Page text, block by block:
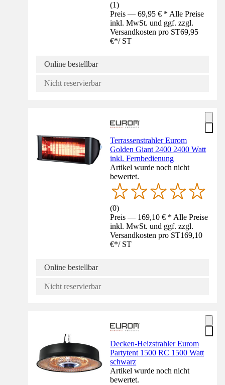
(1)
Preis — 69,95 € * Alle Preise
inkl. MwSt. und ggf. zzgl.
Versandkosten pro ST69,95
€*/ ST
Online bestellbar
Nicht reservierbar
Terrassenstrahler Eurom
Golden Giant 2400 2400 Watt
inkl. Fernbedienung
Artikel wurde noch nicht
bewertet.
(0)
Preis — 169,10 € * Alle Preise
inkl. MwSt. und ggf. zzgl.
Versandkosten pro ST169,10
€*/ ST
Online bestellbar
Nicht reservierbar
Decken-Heizstrahler Eurom
Partytent 1500 RC 1500 Watt
schwarz
Artikel wurde noch nicht
bewertet.